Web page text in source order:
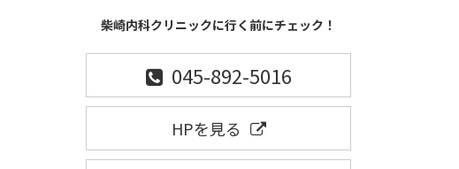
柴崎内科クリニックに行く前にチェック！
045-892-5016
HPを見る